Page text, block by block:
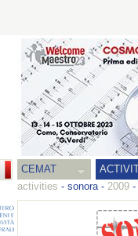
CEMAT
activities - sonora- 2009 -